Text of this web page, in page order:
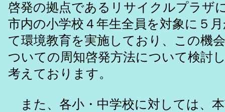
啓発の拠点であるリサイクルプラザ
市内の小学校４年生全員を対象に５
て環境教育を実施しており、この機
ついての周知啓発方法について検討
考えております。
また、各小・中学校に対しては、本